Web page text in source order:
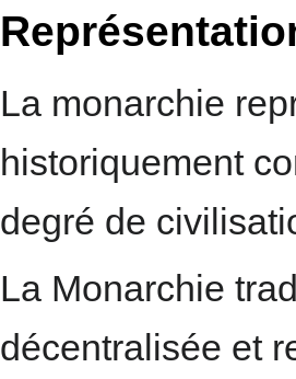
La monarchie
historiquement
degré de
La Monarchie
décentralisée et